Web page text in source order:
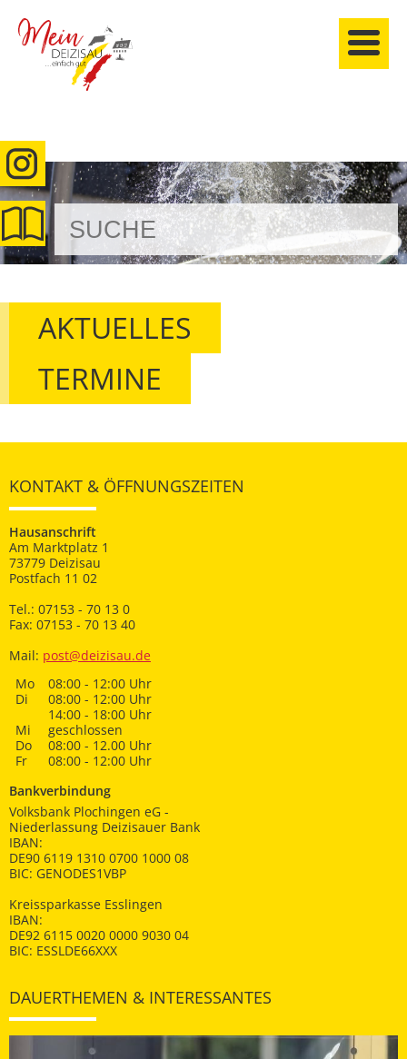
anmelden
AKTUELLES
TERMINE
KONTAKT & ÖFFNUNGSZEITEN
Hausanschrift
Am Marktplatz 1
73779 Deizisau
Postfach 11 02
Tel.: 07153 - 70 13 0
Fax: 07153 - 70 13 40
Mail: post@deizisau.de
Mo
08:00 - 12:00 Uhr
Di
08:00 - 12:00 Uhr
14:00 - 18:00 Uhr
Mi
geschlossen
Do
08:00 - 12.00 Uhr
Fr
08:00 - 12:00 Uhr
Bankverbindung
Volksbank Plochingen eG -
Niederlassung Deizisauer Bank
IBAN:
DE90 6119 1310 0700 1000 08
BIC: GENODES1VBP
Kreissparkasse Esslingen
IBAN:
DE92 6115 0020 0000 9030 04
BIC: ESSLDE66XXX
DAUERTHEMEN & INTERESSANTES